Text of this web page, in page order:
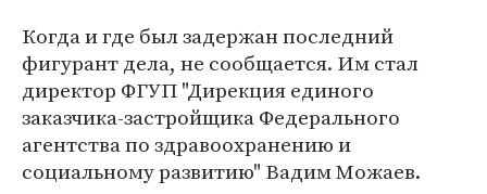
Когда и где был задержан последний
фигурант дела, не сообщается. Им стал
директор ФГУП "Дирекция единого
заказчика-застройщика Федерального
агентства по здравоохранению и
социальному развитию" Вадим Можаев.